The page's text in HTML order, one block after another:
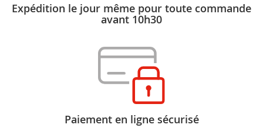
Expédition le jour même pour toute commande
avant 10h30
Paiement en ligne sécurisé